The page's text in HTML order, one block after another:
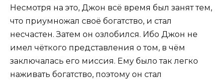
Несмотря на это, Джон всё время был занят тем,
что приумножал своё богатство, и стал
несчастен. Затем он озлобился. Ибо Джон не
имел чёткого представления о том, в чём
заключалась его миссия. Ему было так легко
наживать богатство, поэтому он стал